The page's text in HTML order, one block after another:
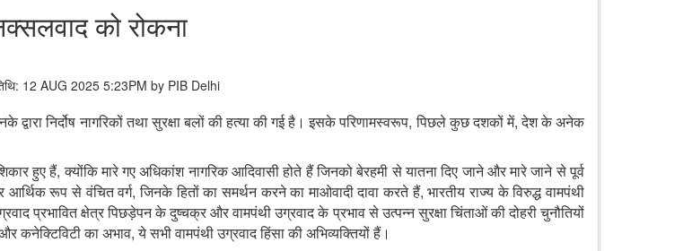
को रोकना
तिथि: 12 AUG 2025 5:23PM by PIB Delhi
निर्दोष नागरिकों तथा सुरक्षा बलों की हत्या की गई है। इसके परिणामस्वरूप,पिछले कुछ दशकों में,देश के अनेक
हुए हैं,क्योंकि मारे गए अधिकांश नागरिक आदिवासी होते हैं जिनको बेरहमी से यातना दिए जाने और मारे जाने से पूर्व
आर्थिक रूप से वंचित वर्ग,जिनके हितों का समर्थन करने का माओवादी दावा करते हैं,भारतीय राज्य के विरुद्ध वामपंथी
प्रभावित क्षेत्र पिछड़ेपन के दुष्चक्र और वामपंथी उग्रवाद के प्रभाव से उत्पन्न सुरक्षा चिंताओं की दोहरी चुनौतियों
और कनेक्टिविटी का अभाव,ये सभी वामपंथी उग्रवाद हिंसा की अभिव्यक्तियों हैं।